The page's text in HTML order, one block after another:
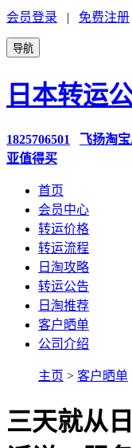
会员登录 | 免费注册
导航
日本转运
1825706501 飞扬淘
亚值得买
首页
会员中心
转运价格
转运流程
日淘攻略
转运公告
日淘推荐
客户晒单
公司介绍
主页 > 客户晒单
三天就从